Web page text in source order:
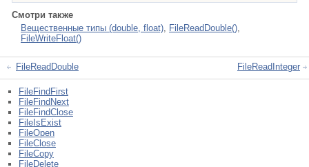
Смотри также
Вещественные типы (double, float), FileReadDouble(),
FileWriteFloat()
FileReadDouble FileReadInteger
FileFindFirst
FileFindNext
FileFindClose
FileIsExist
FileOpen
FileClose
FileCopy
FileDelete